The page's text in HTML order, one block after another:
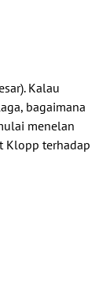
Kalau
bagaimana
menelan
Klopp terhadap